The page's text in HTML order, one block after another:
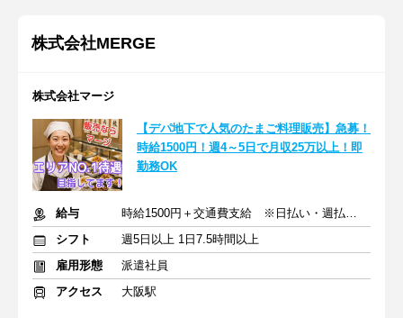
株式会社MERGE
株式会社マージ
【デパ地下で人気のたまご料理販売】急募！
時給1500円！週4～5日で月収25万以上！即
勤務OK
給与
時給1500円＋交通費支給 ※日払い・週払いOK
シフト
週5日以上 1日7.5時間以上
雇用形態
派遣社員
アクセス
大阪駅